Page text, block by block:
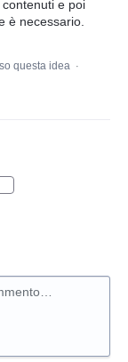
e poi
è necessario.
questa idea ·